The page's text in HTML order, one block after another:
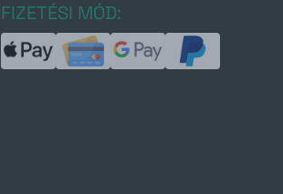
FIZETÉSI MÓD: